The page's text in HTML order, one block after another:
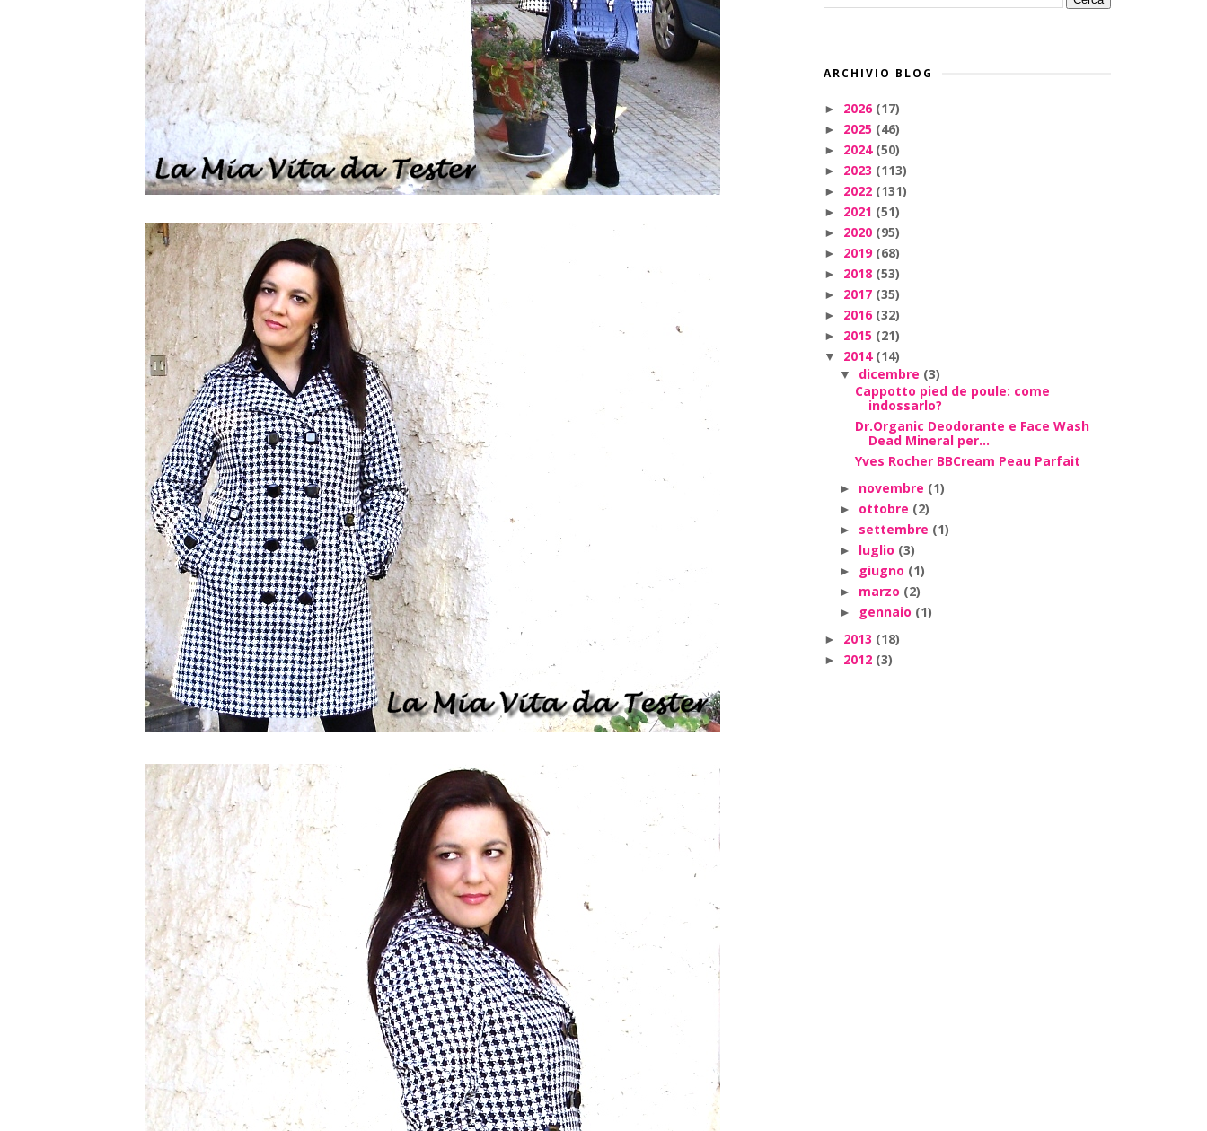
ARCHIVIO BLOG
► 2026 (17)
► 2025 (46)
► 2024 (50)
► 2023 (113)
► 2022 (131)
► 2021 (51)
► 2020 (95)
► 2019 (68)
► 2018 (53)
► 2017 (35)
► 2016 (32)
► 2015 (21)
▼ 2014 (14)
▼ dicembre (3)
Cappotto pied de poule: come
indossarlo?
Dr.Organic Deodorante e Face Wash
Dead Mineral per...
Yves Rocher BBCream Peau Parfait
► novembre (1)
► ottobre (2)
► settembre (1)
► luglio (3)
► giugno (1)
► marzo (2)
► gennaio (1)
► 2013 (18)
► 2012 (3)